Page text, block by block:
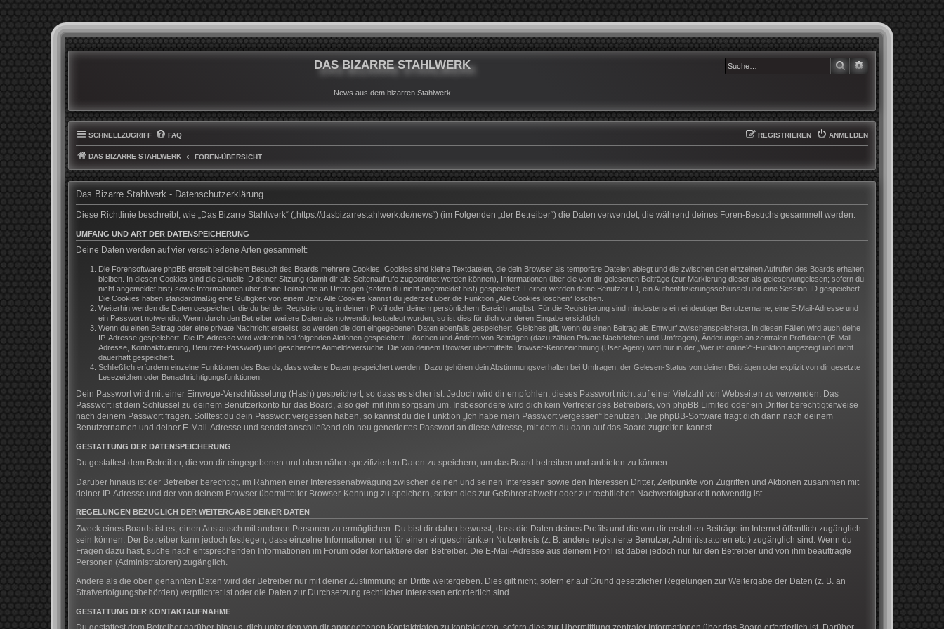
DAS BIZARRE STAHLWERK
News aus dem bizarren Stahlwerk
SUCHE
SCHNELLZUGRIFF FAQ ANMELDEN
REGISTRIEREN
DAS BIZARRE STAHLWERK FOREN-ÜBERSICHT
Das Bizarre Stahlwerk - Datenschutzerklärung
Diese Richtlinie beschreibt, wie „Das Bizarre Stahlwerk“ („https://dasbizarrestahlwerk.de/news“) (im Folgenden „der Betreiber“) die Daten verwendet, die während deines Foren-Besuchs gesammelt werden.
UMFANG UND ART DER DATENSPEICHERUNG
Deine Daten werden auf vier verschiedene Arten gesammelt:
Die Forensoftware phpBB erstellt bei deinem Besuch des Boards mehrere Cookies. Cookies sind kleine Textdateien, die dein Browser als temporäre Dateien ablegt und die zwischen den einzelnen Aufrufen des Boards erhalten
bleiben. In diesen Cookies sind die aktuelle ID deiner Sitzung (damit dir alle Seitenaufrufe zugeordnet werden können), Informationen über die von dir gelesenen Beiträge (zur Markierung dieser als gelesen/ungelesen; sofern du
nicht angemeldet bist) sowie Informationen über deine Teilnahme an Umfragen (sofern du nicht angemeldet bist) gespeichert. Ferner werden deine Benutzer-ID, ein Authentifizierungsschlüssel und eine Session-ID gespeichert.
Die Cookies haben standardmäßig eine Gültigkeit von einem Jahr. Alle Cookies kannst du jederzeit über die Funktion „Alle Cookies löschen“ löschen.
Weiterhin werden die Daten gespeichert, die du bei der Registrierung, in deinem Profil oder deinem persönlichem Bereich angibst. Für die Registrierung sind mindestens ein eindeutiger Benutzername, eine E-Mail-Adresse und
ein Passwort notwendig. Wenn durch den Betreiber weitere Daten als notwendig festgelegt wurden, so ist dies für dich vor deren Eingabe ersichtlich.
Wenn du einen Beitrag oder eine private Nachricht erstellst, so werden die dort eingegebenen Daten ebenfalls gespeichert. Gleiches gilt, wenn du einen Beitrag als Entwurf zwischenspeicherst. In diesen Fällen wird auch deine
IP-Adresse gespeichert. Die IP-Adresse wird weiterhin bei folgenden Aktionen gespeichert: Löschen und Ändern von Beiträgen (dazu zählen Private Nachrichten und Umfragen), Änderungen an zentralen Profildaten (E-Mail-
Adresse, Kontoaktivierung, Benutzer-Passwort) und gescheiterte Anmeldeversuche. Die von deinem Browser übermittelte Browser-Kennzeichnung (User Agent) wird nur in der „Wer ist online?“-Funktion angezeigt und nicht
dauerhaft gespeichert.
Schließlich erfordern einzelne Funktionen des Boards, dass weitere Daten gespeichert werden. Dazu gehören dein Abstimmungsverhalten bei Umfragen, der Gelesen-Status von deinen Beiträgen oder explizit von dir gesetzte
Lesezeichen oder Benachrichtigungsfunktionen.
Dein Passwort wird mit einer Einwege-Verschlüsselung (Hash) gespeichert, so dass es sicher ist. Jedoch wird dir empfohlen, dieses Passwort nicht auf einer Vielzahl von Webseiten zu verwenden. Das
Passwort ist dein Schlüssel zu deinem Benutzerkonto für das Board, also geh mit ihm sorgsam um. Insbesondere wird dich kein Vertreter des Betreibers, von phpBB Limited oder ein Dritter berechtigterweise
nach deinem Passwort fragen. Solltest du dein Passwort vergessen haben, so kannst du die Funktion „Ich habe mein Passwort vergessen“ benutzen. Die phpBB-Software fragt dich dann nach deinem
Benutzernamen und deiner E-Mail-Adresse und sendet anschließend ein neu generiertes Passwort an diese Adresse, mit dem du dann auf das Board zugreifen kannst.
GESTATTUNG DER DATENSPEICHERUNG
Du gestattest dem Betreiber, die von dir eingegebenen und oben näher spezifizierten Daten zu speichern, um das Board betreiben und anbieten zu können.
Darüber hinaus ist der Betreiber berechtigt, im Rahmen einer Interessenabwägung zwischen deinen und seinen Interessen sowie den Interessen Dritter, Zeitpunkte von Zugriffen und Aktionen zusammen mit
deiner IP-Adresse und der von deinem Browser übermittelter Browser-Kennung zu speichern, sofern dies zur Gefahrenabwehr oder zur rechtlichen Nachverfolgbarkeit notwendig ist.
REGELUNGEN BEZÜGLICH DER WEITERGABE DEINER DATEN
Zweck eines Boards ist es, einen Austausch mit anderen Personen zu ermöglichen. Du bist dir daher bewusst, dass die Daten deines Profils und die von dir erstellten Beiträge im Internet öffentlich zugänglich
sein können. Der Betreiber kann jedoch festlegen, dass einzelne Informationen nur für einen eingeschränkten Nutzerkreis (z. B. andere registrierte Benutzer, Administratoren etc.) zugänglich sind. Wenn du
Fragen dazu hast, suche nach entsprechenden Informationen im Forum oder kontaktiere den Betreiber. Die E-Mail-Adresse aus deinem Profil ist dabei jedoch nur für den Betreiber und von ihm beauftragte
Personen (Administratoren) zugänglich.
Andere als die oben genannten Daten wird der Betreiber nur mit deiner Zustimmung an Dritte weitergeben. Dies gilt nicht, sofern er auf Grund gesetzlicher Regelungen zur Weitergabe der Daten (z. B. an
Strafverfolgungsbehörden) verpflichtet ist oder die Daten zur Durchsetzung rechtlicher Interessen erforderlich sind.
GESTATTUNG DER KONTAKTAUFNAHME